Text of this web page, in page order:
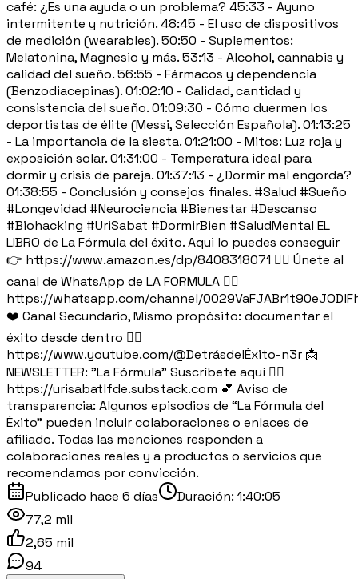
café: ¿Es una ayuda o un problema? 45:33 - Ayuno
intermitente y nutrición. 48:45 - El uso de dispositivos
de medición (wearables). 50:50 - Suplementos:
Melatonina, Magnesio y más. 53:13 - Alcohol, cannabis y
calidad del sueño. 56:55 - Fármacos y dependencia
(Benzodiacepinas). 01:02:10 - Calidad, cantidad y
consistencia del sueño. 01:09:30 - Cómo duermen los
deportistas de élite (Messi, Selección Española). 01:13:25
- La importancia de la siesta. 01:21:00 - Mitos: Luz roja y
exposición solar. 01:31:00 - Temperatura ideal para
dormir y crisis de pareja. 01:37:13 - ¿Dormir mal engorda?
01:38:55 - Conclusión y consejos finales. #Salud #Sueño
#Longevidad #Neurociencia #Bienestar #Descanso
#Biohacking #UriSabat #DormirBien #SaludMental EL
LIBRO de La Fórmula del éxito. Aqui lo puedes conseguir
👉 https://www.amazon.es/dp/8408318071 👉🏽 Únete al
canal de WhatsApp de LA FORMULA 👉🏽
https://whatsapp.com/channel/
❤️ Canal Secundario, Mismo propósito: documentar el
éxito desde dentro 👉🏻
https://www.youtube.com/@DetrásdelÉxito-n3r 📩
NEWSLETTER: "La Fórmula" Suscríbete aquí 👉🏽
https://urisabatlfde.substack.com 💕 Aviso de
transparencia: Algunos episodios de “La Fórmula del
Éxito” pueden incluir colaboraciones o enlaces de
afiliado. Todas las menciones responden a
colaboraciones reales y a productos o servicios que
recomendamos por convicción.
Publicado hace 6 días Duración: 1:40:05
77,2 mil
2,65 mil
94